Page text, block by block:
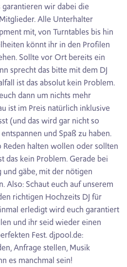
garantieren wir dabei die
Alle Unterhalter
mit, von Turntables bis hin
könnt ihr in den Profilen
Sollte vor Ort bereits ein
sprecht das bitte mit dem DJ
ist das absolut kein Problem.
dann um nichts mehr
ist im Preis natürlich inklusive
(und das wird gar nicht so
und Spaß zu haben.
halten wollen oder sollten
das kein Problem. Gerade bei
und gäbe, mit der nötigen
Also: Schaut euch auf unserem
richtigen Hochzeits DJ für
erledigt wird euch garantiert
und ihr seid wieder einen
Fest. djpool.de:
Anfrage stellen, Musik
es manchmal sein!